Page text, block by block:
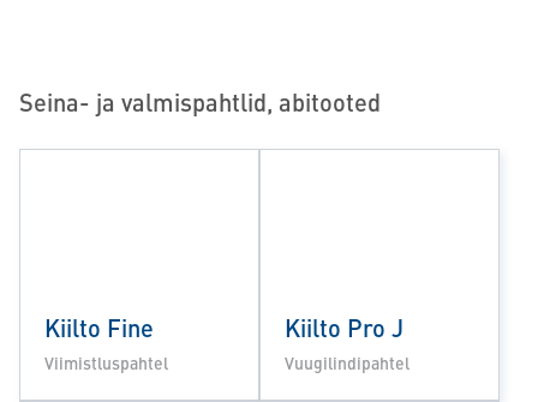
Seina- ja valmispahtlid, abitooted
Kiilto Fine
Viimistluspahtel
Kiilto Pro J
Vuugilindipahtel